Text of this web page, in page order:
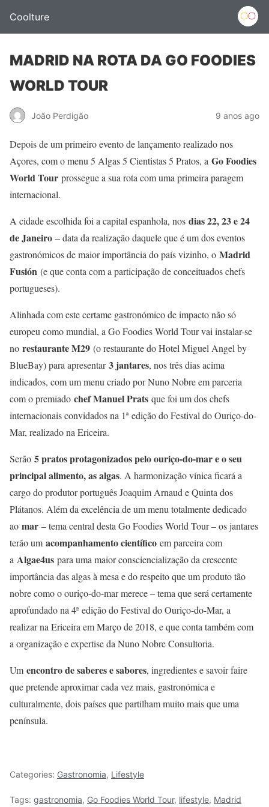
Coolture
MADRID NA ROTA DA GO FOODIES
WORLD TOUR
João Perdigão 9 anos ago
Depois de um primeiro evento de lançamento realizado nos
Açores, com o menu 5 Algas 5 Cientistas 5 Pratos, a Go Foodies
World Tour prossegue a sua rota com uma primeira paragem
internacional.
A cidade escolhida foi a capital espanhola, nos dias 22, 23 e 24
de Janeiro – data da realização daquele que é um dos eventos
gastronómicos de maior importância do país vizinho, o Madrid
Fusión (e que conta com a participação de conceituados chefs
portugueses).
Alinhada com este certame gastronómico de impacto não só
europeu como mundial, a Go Foodies World Tour vai instalar-se
no restaurante M29 (o restaurante do Hotel Miguel Angel by
BlueBay) para apresentar3 jantares, nos três dias acima
indicados, com um menu criado por Nuno Nobre em parceria
com o premiado chef Manuel Prats que foi um dos chefs
internacionais convidados na 1ª edição do Festival do Ouriço-do-
Mar, realizado na Ericeira.
Serão 5 pratos protagonizados pelo ouriço-do-mar e o seu
principal alimento, as algas. A harmonização vínica ficará a
cargo do produtor português Joaquim Arnaud e Quinta dos
Plátanos. Além da excelência de um menu totalmente dedicado
ao mar – tema central desta Go Foodies World Tour – os jantares
terão um acompanhamento científico em parceira com
a Algae4us para uma maior consciencialização da crescente
importância das algas à mesa e do respeito que um produto tão
nobre como o ouriço-do-mar merece – tema que será certamente
aprofundado na 4ª edição do Festival do Ouriço-do-Mar, a
realizar na Ericeira em Março de 2018, e que conta também com
a organização e expertise da Nuno Nobre Consultoria.
Um encontro de saberes e sabores, ingredientes e savoir faire
que pretende aproximar cada vez mais, gastronómica e
culturalmente, dois países que partilham muito mais que uma
península.
Categories: Gastronomia, Lifestyle
Tags: gastronomia, Go Foodies World Tour, lifestyle, Madrid